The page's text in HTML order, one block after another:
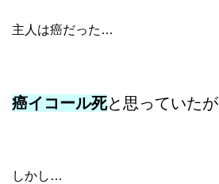
主人は癌だった…
癌イコール死と思っていたが
しかし…